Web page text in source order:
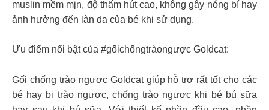
muslin mềm mịn, độ thấm hút cao, không gây nóng bí hay
ảnh hưởng đến làn da của bé khi sử dụng.
Ưu điểm nổi bật của #gốichốngtràongược Goldcat:
Gối chống trào ngược Goldcat giúp hỗ trợ rất tốt cho các
bé hay bị trào ngược, chống trào ngược khi bé bú sữa